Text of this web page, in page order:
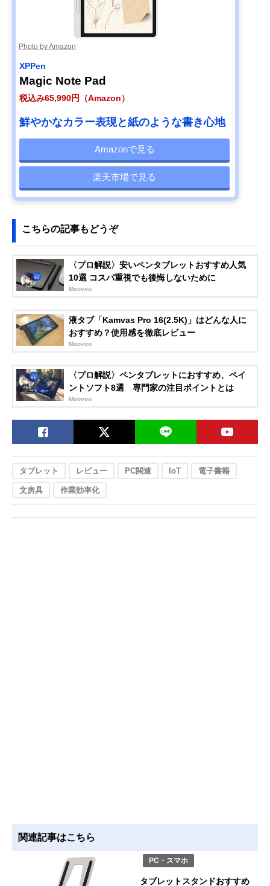
Photo by Amazon
XPPen
Magic Note Pad
税込み65,990円（Amazon）
鮮やかなカラー表現と紙のような書き心地
Amazonで見る
楽天市場で見る
こちらの記事もどうぞ
〈プロ解説〉安いペンタブレットおすすめ人気
10選 コスパ重視でも後悔しないために
Moovoo
液タブ「Kamvas Pro 16(2.5K)」はどんな人に
おすすめ？使用感を徹底レビュー
Moovoo
〈プロ解説〉ペンタブレットにおすすめ、ペイ
ントソフト8選 専門家の注目ポイントとは
Moovoo
タブレット レビュー PC関連 IoT 電子書籍
文房具 作業効率化
関連記事はこちら
PC・スマホ
タブレットスタンドおすすめ